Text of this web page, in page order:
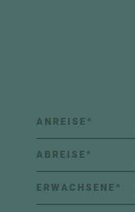
ANREISE*
ABREISE*
ERWACHSENE*